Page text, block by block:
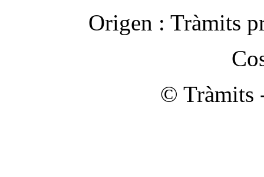
Origen : Tràmits
© Tràmits